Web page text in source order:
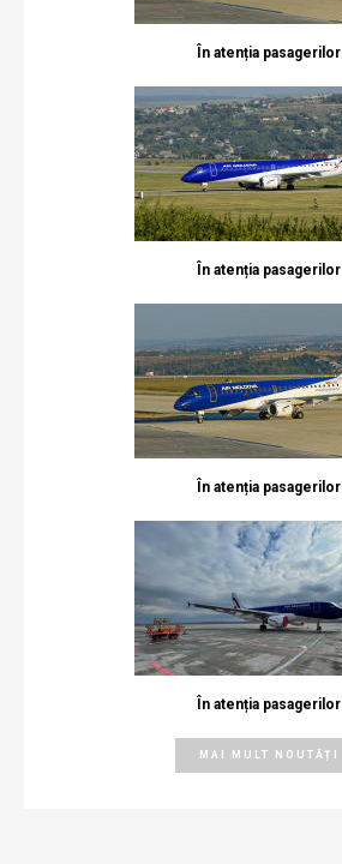
În atenția pasagerilor
În atenția pasagerilor
În atenția pasagerilor
În atenția pasagerilor
MAI MULT NOUTĂȚI